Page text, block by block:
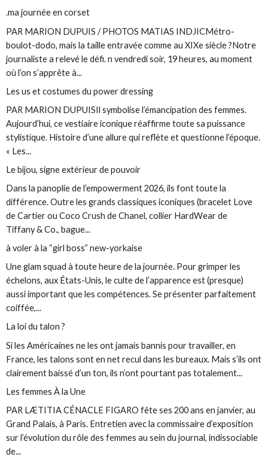
.ma journée en corset
PAR MARION DUPUIS / PHOTOS MATIAS INDJICMétro-
boulot-dodo, mais la taille entravée comme au XIXe siècle ?Notre
journaliste a relevé le défi. n vendredi soir, 19 heures, au moment
où l’on s’apprête à...
Les us et costumes du power dressing
PAR MARION DUPUISIl symbolise l’émancipation des femmes.
Aujourd’hui, ce vestiaire iconique réaffirme toute sa puissance
stylistique. Histoire d’une allure qui reflète et questionne l’époque.
« Les...
Le bijou, signe extérieur de pouvoir
Dans la panoplie de l’empowerment 2026, ils font toute la
différence. Outre les grands classiques iconiques (bracelet Love
de Cartier ou Coco Crush de Chanel, collier HardWear de
Tiffany & Co., bague...
à voler à la “girl boss” new-yorkaise
Une glam squad à toute heure de la journée. Pour grimper les
échelons, aux États-Unis, le culte de l’apparence est (presque)
aussi important que les compétences. Se présenter parfaitement
coiffée,...
La loi du talon ?
Si les Américaines ne les ont jamais bannis pour travailler, en
France, les talons sont en net recul dans les bureaux. Mais s’ils ont
clairement baissé d’un ton, ils n’ont pourtant pas totalement...
Les femmes À la Une
PAR LÆTITIA CÉNACLE FIGARO fête ses 200 ans en janvier, au
Grand Palais, à Paris. Entretien avec la commissaire d’exposition
sur l’évolution du rôle des femmes au sein du journal, indissociable
de...